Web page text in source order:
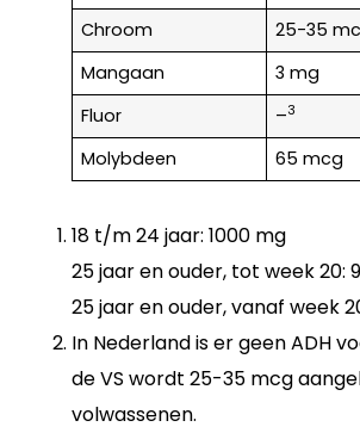
Chroom
25-35
Mangaan
3 mg
Fluor
–3
Molybdeen 65 mcg
18 t/m 24 jaar: 1000 mg
25 jaar en ouder, tot week 20:
25 jaar en ouder, vanaf week
In Nederland is er geen ADH
de VS wordt 25-35 mcg
volwassenen.